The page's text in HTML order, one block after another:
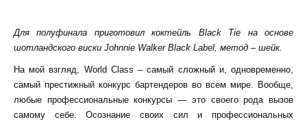
Для полуфинала приготовил коктейль Black Tie на основе
шотландского виски Johnnie Walker Black Label, метод – шейк.
На мой взгляд, World Class – самый сложный и, одновременно,
самый престижный конкурс бартендеров во всем мире. Вообще,
любые профессиональные конкурсы — это своего рода вызов
самому себе. Осознание своих сил и профессиональных